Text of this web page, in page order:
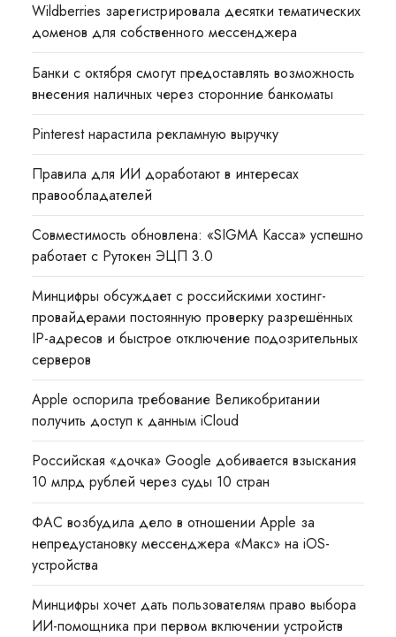
Wildberries зарегистрировала десятки тематических
доменов для собственного мессенджера
Банки с октября смогут предоставлять возможность
внесения наличных через сторонние банкоматы
Pinterest нарастила рекламную выручку
Правила для ИИ доработают в интересах
правообладателей
Совместимость обновлена: «SIGMA Касса» успешно
работает с Рутокен ЭЦП 3.0
Минцифры обсуждает с российскими хостинг-
провайдерами постоянную проверку разрешённых
IP-адресов и быстрое отключение подозрительных
серверов
Apple оспорила требование Великобритании
получить доступ к данным iCloud
Российская «дочка» Google добивается взыскания
10 млрд рублей через суды 10 стран
ФАС возбудила дело в отношении Apple за
непредустановку мессенджера «Макс» на iOS-
устройства
Минцифры хочет дать пользователям право выбора
ИИ-помощника при первом включении устройств